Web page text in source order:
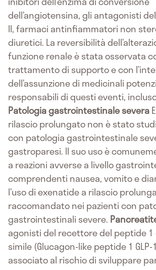
dell’angiotensina, gli antagonisti
II, farmaci antinfiammatori non
diuretici. La reversibilità
funzione renale è stata osservata
trattamento di supporto e con
dell’assunzione di medicinali
responsabili di questi eventi,
Patologia gastrointestinale severa
rilascio prolungato non è stato
con patologia gastrointestinale
gastroparesi. Il suo uso è
a reazioni avverse a livello
comprendenti nausea, vomito e
l’uso di exenatide a rilascio
raccomandato nei pazienti con
gastrointestinali severe.
agonisti del recettore del peptide
simile (Glucagon-like peptide 1
associato al rischio di sviluppare